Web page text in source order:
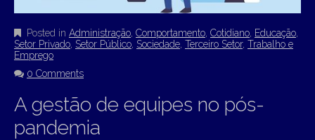
Posted in Administração Comportamento Cotidiano Educação
Setor Privado Setor Público Sociedade Terceiro Setor, Trabalho e
Emprego
0 Comments
A gestão de equipes no pós-
pandemia